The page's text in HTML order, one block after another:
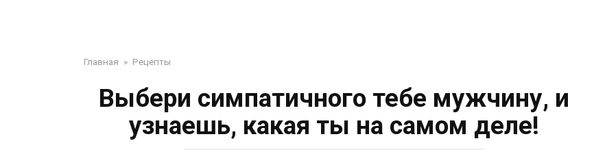
Главная » Рецепты
Выбери симпатичного тебе мужчину, и
узнаешь, какая ты на самом деле!